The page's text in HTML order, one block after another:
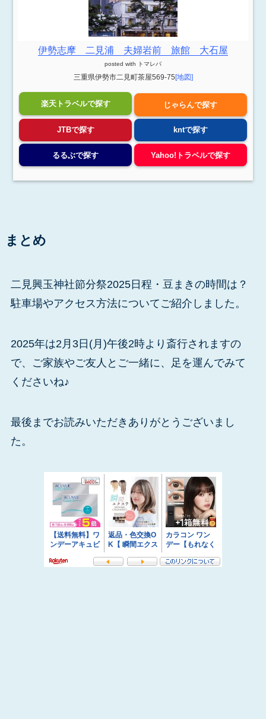
伊勢志摩 二見浦 夫婦岩前 旅館 大石屋
posted with トマレバ
三重県伊勢市二見町茶屋569-75 [地図]
楽天トラベルで探す じゃらんで探す
JTBで探す kntで探す
るるぶで探す Yahoo!トラベルで探す
まとめ
二見興玉神社節分祭2025日程・豆まきの時間は？
駐車場やアクセス方法についてご紹介しました。
2025年は2月3日(月)午後2時より斎行されますの
で、ご家族やご友人とご一緒に、足を運んでみて
くださいね♪
最後までお読みいただきありがとうございまし
た。